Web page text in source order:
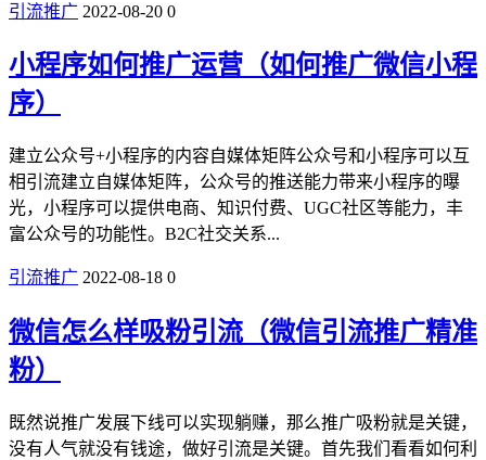
引流推广 2022-08-20 0
小程序如何推广运营（如何推广微信小程
序）
建立公众号+小程序的内容自媒体矩阵公众号和小程序可以互
相引流建立自媒体矩阵，公众号的推送能力带来小程序的曝
光，小程序可以提供电商、知识付费、UGC社区等能力，丰
富公众号的功能性。B2C社交关系...
引流推广 2022-08-18 0
微信怎么样吸粉引流（微信引流推广精准
粉）
既然说推广发展下线可以实现躺赚，那么推广吸粉就是关键，
没有人气就没有钱途，做好引流是关键。首先我们看看如何利